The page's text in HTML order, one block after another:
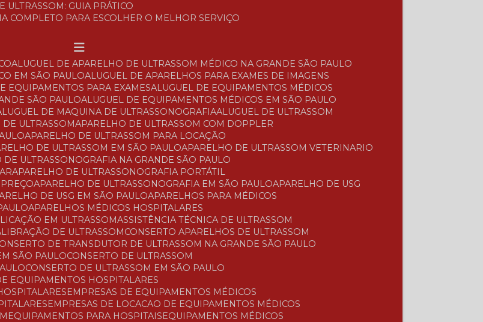
ULTRASSOM: GUIA PRÁTICO
COMPLETO PARA ESCOLHER O MELHOR SERVIÇO
ALUGUEL DE APARELHO DE ULTRASSOM MÉDICO NA GRANDE SÃO PAULO
EM SÃO PAULO
ALUGUEL DE APARELHOS PARA EXAMES DE IMAGENS
EQUIPAMENTOS PARA EXAMES
ALUGUEL DE EQUIPAMENTOS MÉDICOS
SÃO PAULO
ALUGUEL DE EQUIPAMENTOS MÉDICOS EM SÃO PAULO
ALUGUEL DE MAQUINA DE ULTRASSONOGRAFIA
ALUGUEL DE ULTRASSOM
DE ULTRASSOM
APARELHO DE ULTRASSOM COM DOPPLER
APARELHO DE ULTRASSOM PARA LOCAÇÃO
DE ULTRASSOM EM SÃO PAULO
APARELHO DE ULTRASSOM VETERINARIO
DE ULTRASSONOGRAFIA NA GRANDE SÃO PAULO
APARELHO DE ULTRASSONOGRAFIA PORTÁTIL
APARELHO DE ULTRASSONOGRAFIA EM SÃO PAULO
APARELHO DE USG
DE USG EM SÃO PAULO
APARELHOS PARA MÉDICOS
APARELHOS MÉDICOS HOSPITALARES
EM ULTRASSOM ASSISTÊNCIA TÉCNICA DE ULTRASSOM
DE ULTRASSOM
CONSERTO APARELHOS DE ULTRASSOM
DE TRANSDUTOR DE ULTRASSOM NA GRANDE SÃO PAULO
SÃO PAULO CONSERTO DE ULTRASSOM
CONSERTO DE ULTRASSOM EM SÃO PAULO
EQUIPAMENTOS HOSPITALARES
EMPRESAS DE EQUIPAMENTOS MÉDICOS
EMPRESAS DE LOCACAO DE EQUIPAMENTOS MÉDICOS
EQUIPAMENTOS PARA HOSPITAIS
EQUIPAMENTOS MÉDICOS